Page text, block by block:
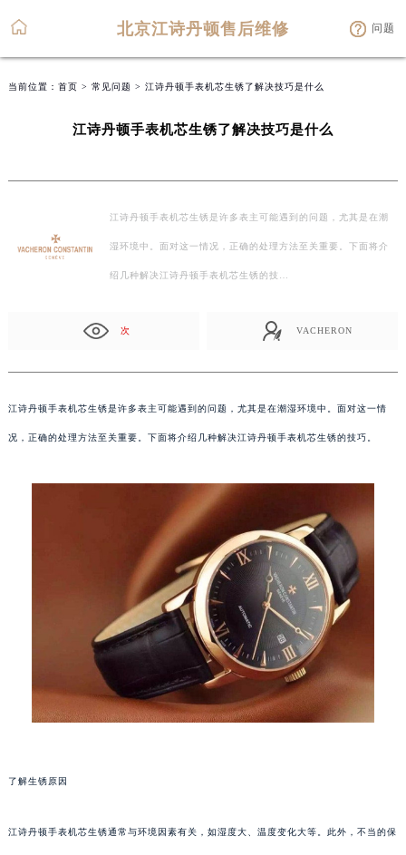
北京江诗丹顿售后维修 问题
当前位置： 首页 > 常见问题 > 江诗丹顿手表机芯生锈了解决技巧是什么
江诗丹顿手表机芯生锈了解决技巧是什么
江诗丹顿手表机芯生锈是许多表主可能遇到的问题，尤其是在潮
湿环境中。面对这一情况，正确的处理方法至关重要。下面将介
绍几种解决江诗丹顿手表机芯生锈的技…
次 VACHERON
江诗丹顿手表机芯生锈是许多表主可能遇到的问题，尤其是在潮湿环境中。面对这一情
况，正确的处理方法至关重要。下面将介绍几种解决江诗丹顿手表机芯生锈的技巧。
了解生锈原因
江诗丹顿手表机芯生锈通常与环境因素有关，如湿度大、温度变化大等。此外，不当的保